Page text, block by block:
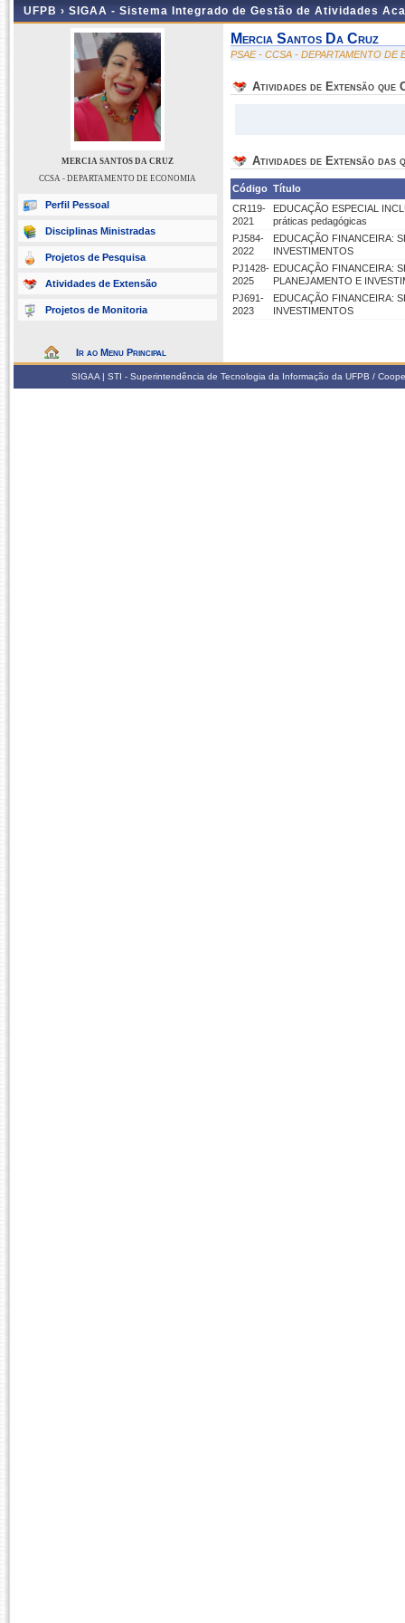
UFPB › SIGAA - Sistema Integrado de Gestão de Atividades
MERCIA SANTOS DA CRUZ
CCSA - DEPARTAMENTO DE ECONOMIA
Perfil Pessoal
Disciplinas Ministradas
Projetos de Pesquisa
Atividades de Extensão
Projetos de Monitoria
Ir ao Menu Principal
Mercia Santos Da Cruz
PSAE - CCSA - DEPARTAMENTO DE
Atividades de Extensão que
Atividades de Extensão das
Código Título
CR119-
2021
EDUCAÇÃO ESPECIAL
práticas pedagógicas
PJ584-
2022
EDUCAÇÃO FINANCEIRA:
INVESTIMENTOS
PJ1428-
2025
EDUCAÇÃO FINANCEIRA:
PLANEJAMENTO E
PJ691-
2023
EDUCAÇÃO FINANCEIRA:
INVESTIMENTOS
SIGAA | STI - Superintendência de Tecnologia da Informação da UFPB /